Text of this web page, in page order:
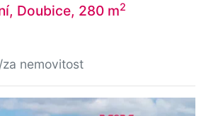
Doubice, 280 m2
/za nemovitost